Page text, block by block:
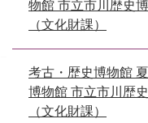
物館 市立市川歴史
（文化財課）
考古・歴史博物館
博物館 市立市川歴
（文化財課）